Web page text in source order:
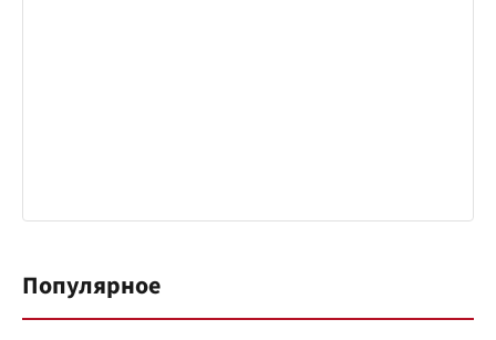
Популярное